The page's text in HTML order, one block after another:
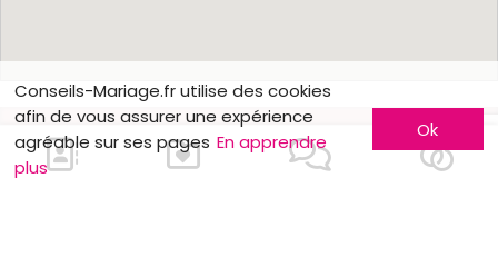
En savoir plus
Faites-vous connaître
Conseils-Mariage.fr utilise des cookies
afin de vous assurer une expérience
agréable sur ses pages En apprendre
plus
Ok